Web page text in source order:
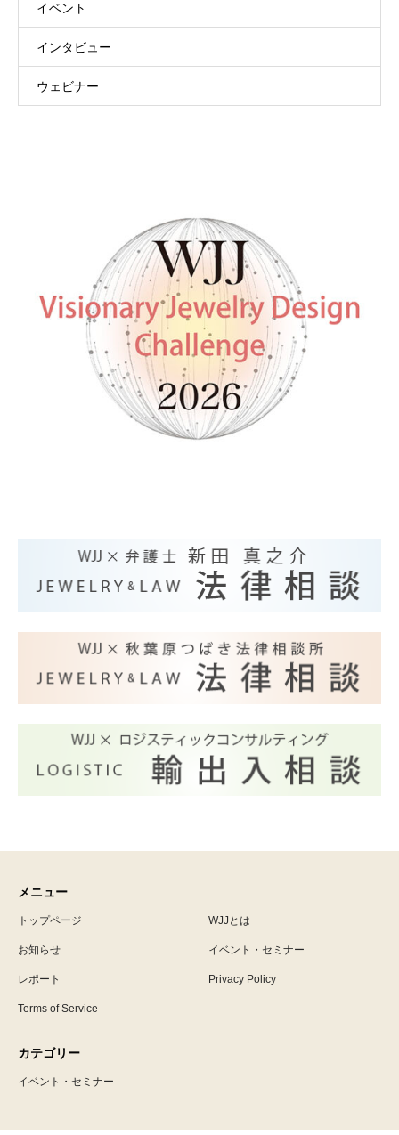
イベント
インタビュー
ウェビナー
メニュー
トップページ WJJとは
お知らせ イベント・セミナー
レポート Privacy Policy
Terms of Service
カテゴリー
イベント・セミナー